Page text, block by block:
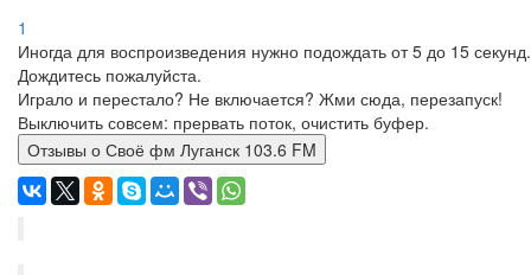
1
Иногда для воспроизведения нужно подождать от 5 до 15 секунд.
Дождитесь пожалуйста.
Играло и перестало? Не включается? Жми сюда, перезапуск!
Выключить совсем: прервать поток, очистить буфер.
Отзывы о Своё фм Луганск 103.6 FM